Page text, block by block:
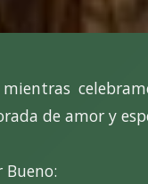
de amor y
Bueno: